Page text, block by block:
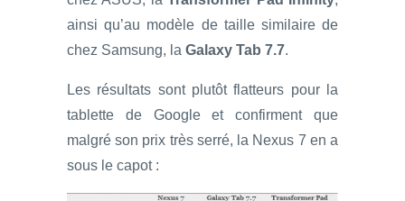
ainsi qu’au modèle de taille similaire de
chez Samsung, la Galaxy Tab 7.7.
Les résultats sont plutôt flatteurs pour la
tablette de Google et confirment que
malgré son prix très serré, la Nexus 7 en a
sous le capot :